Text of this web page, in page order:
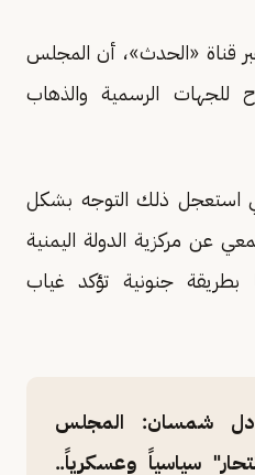
قناة «الحدث»، أن المجلس
للجهات الرسمية والذهاب
استعجل ذلك التوجه بشكل
عن مركزية الدولة اليمنية
بطريقة جنونية تؤكد غياب
شمسان: المجلس
سياسياً وعسكرياً..